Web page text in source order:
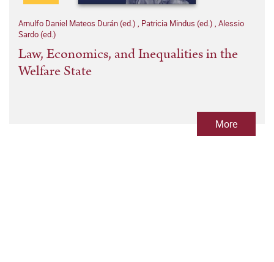
Arnulfo Daniel Mateos Durán (ed.) , Patricia Mindus (ed.) , Alessio
Sardo (ed.)
Law, Economics, and Inequalities in the
Welfare State
More